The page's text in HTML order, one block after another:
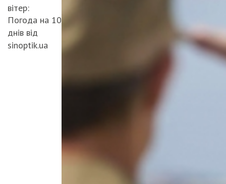
вітер:
Погода на 10
днів від
sinoptik.ua